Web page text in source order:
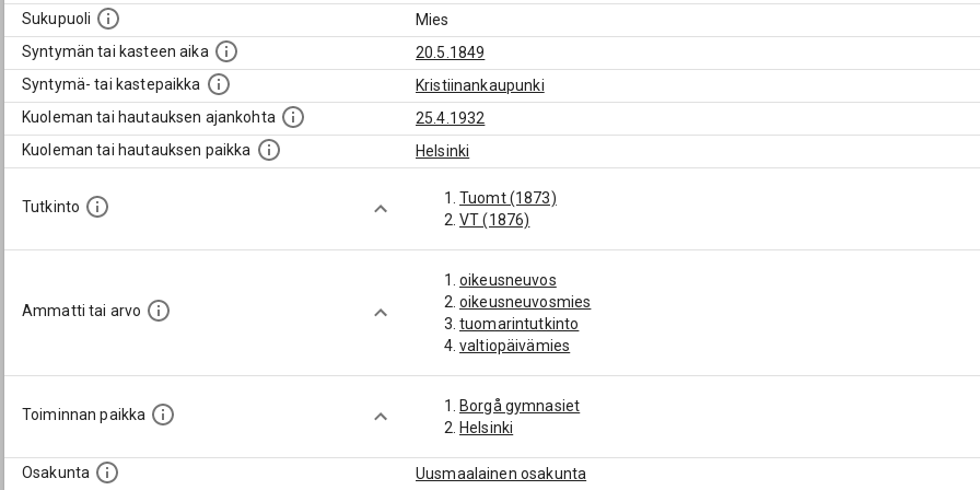
Sukupuoli
Mies
Syntymän tai kasteen aika
20.5.1849
Syntymä- tai kastepaikka
Kristiinankaupunki
Kuoleman tai hautauksen ajankohta
25.4.1932
Kuoleman tai hautauksen paikka
Helsinki
Tutkinto
Tuomt (1873)
VT (1876)
Ammatti tai arvo
oikeusneuvos
oikeusneuvosmies
tuomarintutkinto
valtiopäivämies
Toiminnan paikka
Borgå gymnasiet
Helsinki
Osakunta Uusmaalainen osakunta